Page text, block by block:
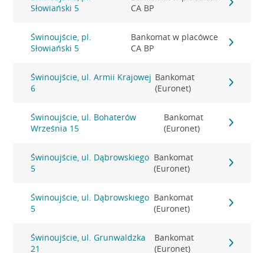
Słowiański 5
CA BP
Świnoujście, pl.
Słowiański 5
Bankomat w placówce
CA BP
Świnoujście, ul. Armii Krajowej
6
Bankomat
(Euronet)
Świnoujście, ul. Bohaterów
Września 15
Bankomat
(Euronet)
Świnoujście, ul. Dąbrowskiego
5
Bankomat
(Euronet)
Świnoujście, ul. Dąbrowskiego
5
Bankomat
(Euronet)
Świnoujście, ul. Grunwaldzka
21
Bankomat
(Euronet)